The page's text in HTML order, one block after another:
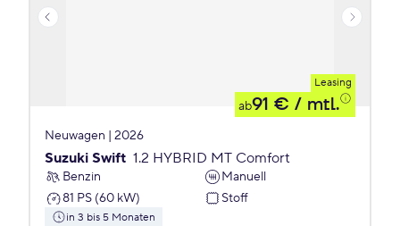
Leasing
ab91 € / mtl.
Neuwagen | 2026
Suzuki Swift 1.2 HYBRID MT Comfort
Benzin
Manuell
81 PS (60 kW)
Stoff
in 3 bis 5 Monaten